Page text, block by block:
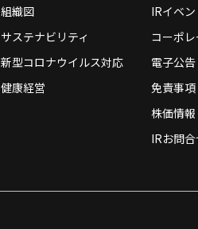
1.
お客様からのお問合せ・
2.
ご本人であるかどうかの
3. サービスのご案内や新任店
ご意見ご要望にお答えす
組織図
サステナビリティ
新型コロナウイルス対応
健康経営
IRイベン
コーポ
電子公告
免責事項
株価情報
IRお問合